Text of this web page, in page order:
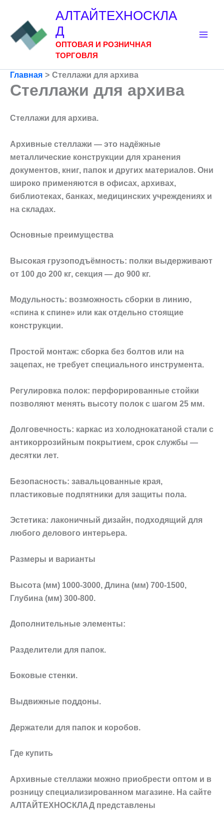
содержимому
АЛТАЙТЕХНОСКЛА
Д
ОПТОВАЯ И РОЗНИЧНАЯ
ТОРГОВЛЯ
Главная Стеллажи для архива
Стеллажи для архива
Стеллажи для архива.
Архивные стеллажи — это надёжные
металлические конструкции для хранения
документов, книг, папок и других материалов. Они
широко применяются в офисах, архивах,
библиотеках, банках, медицинских учреждениях и
на складах.
Основные преимущества
Высокая грузоподъёмность: полки выдерживают
от 100 до 200 кг, секция — до 900 кг.
Модульность: возможность сборки в линию,
«спина к спине» или как отдельно стоящие
конструкции.
Простой монтаж: сборка без болтов или на
зацепах, не требует специального инструмента.
Регулировка полок: перфорированные стойки
позволяют менять высоту полок с шагом 25 мм.
Долговечность: каркас из холоднокатаной стали с
антикоррозийным покрытием, срок службы —
десятки лет.
Безопасность: завальцованные края,
пластиковые подпятники для защиты пола.
Эстетика: лаконичный дизайн, подходящий для
любого делового интерьера.
Размеры и варианты
Высота (мм) 1000-3000, Длина (мм) 700-1500,
Глубина (мм) 300-800.
Дополнительные элементы:
Разделители для папок.
Боковые стенки.
Выдвижные поддоны.
Держатели для папок и коробов.
Где купить
Архивные стеллажи можно приобрести оптом и в
розницу специализированном магазине. На сайте
АЛТАЙТЕХНОСКЛАД представлены